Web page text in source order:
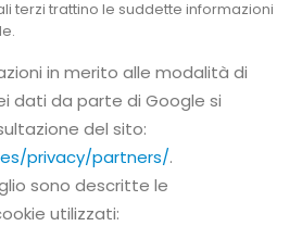
terzi trattino le suddette informazioni
in merito alle modalità di
dati da parte di Google si
del sito:
privacy/partners/.
sono descritte le
utilizzati: